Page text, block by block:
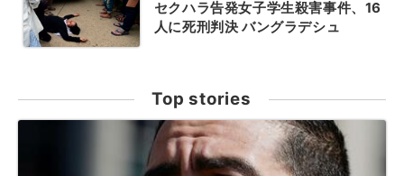
セクハラ告発女子学生殺害事件、16
人に死刑判決 バングラデシュ
Top stories